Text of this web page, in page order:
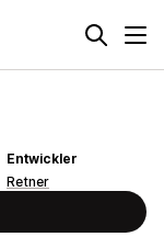
Entwickler
Retner